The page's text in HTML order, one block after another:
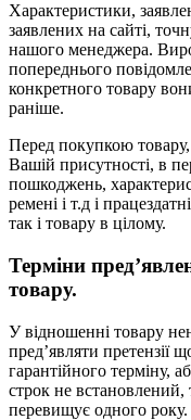
Характеристики,
заявлених на сайті,
нашого менеджера.
попереднього
конкретного товару
раніше.
Перед покупкою
Вашій присутності, в
пошкоджень,
ремені і т.д і
так і товару в цілому.
Терміни
товару.
У відношенні товару
пред’являти претензії
гарантійного терміну,
строк не
перевищує одного року.